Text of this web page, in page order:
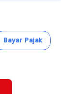
Bayar Pajak